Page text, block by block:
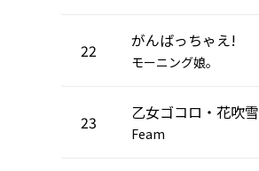
22 がんばっちゃえ!
モーニング娘。
23 乙女ゴコロ・花吹雪
Feam